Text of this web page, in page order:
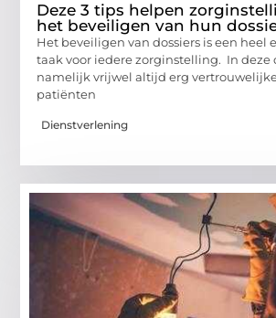
Deze 3 tips helpen
het beveiligen van hun
Het beveiligen van dossiers is een heel
taak voor iedere zorginstelling. In deze
namelijk vrijwel altijd erg
patiënten
Dienstverlening